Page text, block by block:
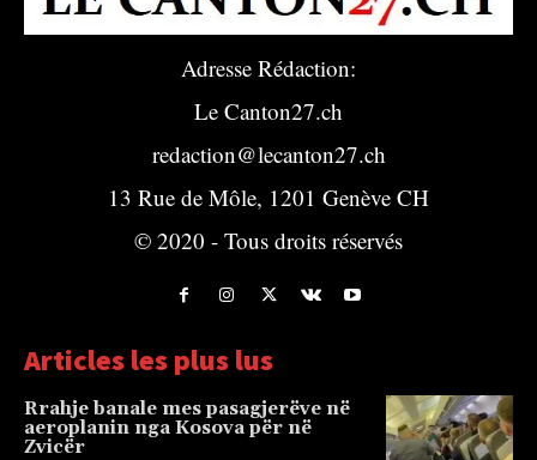
Adresse Rédaction:
Le Canton27.ch
redaction@lecanton27.ch
13 Rue de Môle, 1201 Genève CH
© 2020 - Tous droits réservés
Articles les plus lus
Rrahje banale mes pasagjerëve në
aeroplanin nga Kosova për në
Zvicër